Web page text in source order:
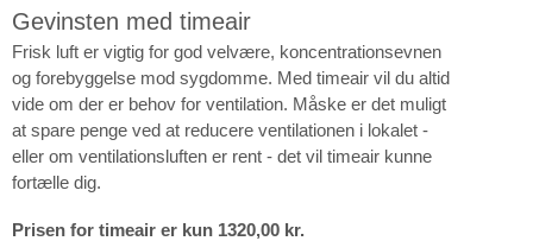
Gevinsten med timeair
Frisk luft er vigtig for god velvære, koncentrationsevnen
og forebyggelse mod sygdomme. Med timeair vil du altid
vide om der er behov for ventilation. Måske er det muligt
at spare penge ved at reducere ventilationen i lokalet -
eller om ventilationsluften er rent - det vil timeair kunne
fortælle dig.
Prisen for timeair er kun 1320,00 kr.